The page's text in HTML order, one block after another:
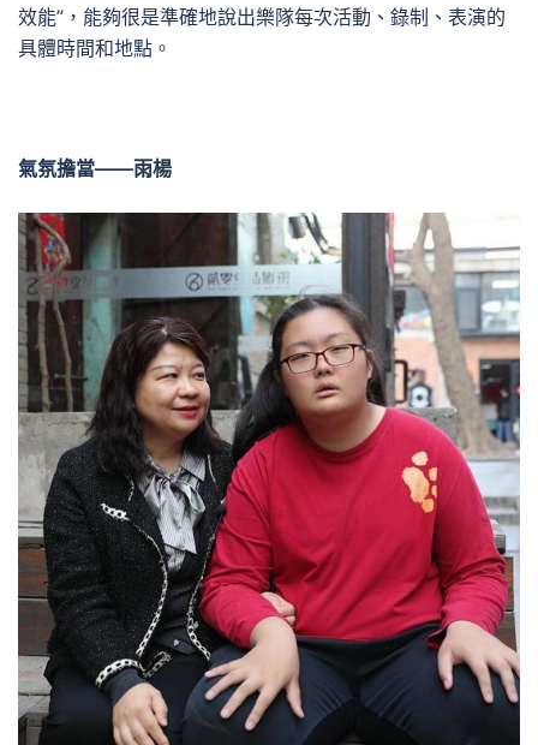
效能”，能夠很是準確地說出樂隊每次活動、錄制、表演的
具體時間和地點。
氣氛擔當——雨楊